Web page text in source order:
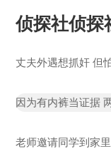
侦探社侦探
丈夫外遇想抓奸 但
因为有内裤当证据
老师邀请同学到家